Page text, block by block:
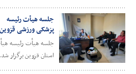
جلسه هیأت رئیسه
پزشکی ورزشی
جلسه هیأت رئیسه
استان قزوین برگزار شد.